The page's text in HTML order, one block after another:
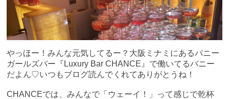
やっほー！みんな元気してるー？大阪ミナミにあるバニー
ガールズバー『Luxury Bar CHANCE』で働いてるバニー
だよん♡いつもブログ読んでくれてありがとうね！
CHANCEでは、みんなで「ウェーイ！」って感じで乾杯